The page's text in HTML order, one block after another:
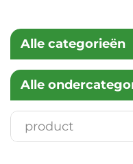
Alle categorieën
Alle